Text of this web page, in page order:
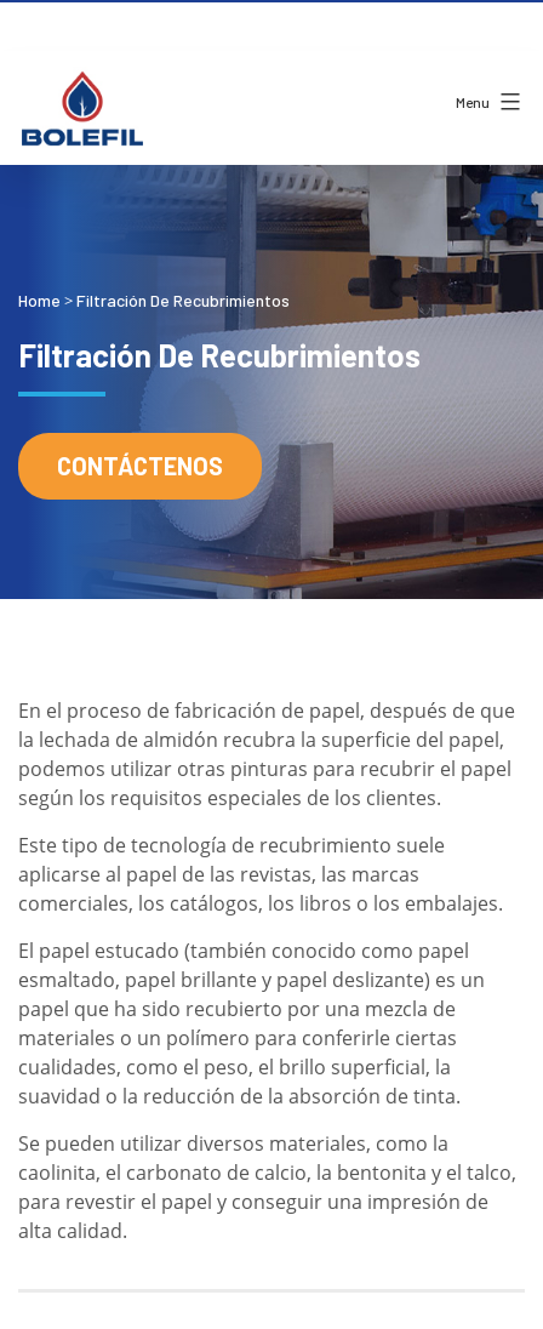
Menu
Home >Filtración De Recubrimientos
Filtración De Recubrimientos
CONTÁCTENOS
En el proceso de fabricación de papel, después de que
la lechada de almidón recubra la superficie del papel,
podemos utilizar otras pinturas para recubrir el papel
según los requisitos especiales de los clientes.
Este tipo de tecnología de recubrimiento suele
aplicarse al papel de las revistas, las marcas
comerciales, los catálogos, los libros o los embalajes.
El papel estucado (también conocido como papel
esmaltado, papel brillante y papel deslizante) es un
papel que ha sido recubierto por una mezcla de
materiales o un polímero para conferirle ciertas
cualidades, como el peso, el brillo superficial, la
suavidad o la reducción de la absorción de tinta.
Se pueden utilizar diversos materiales, como la
caolinita, el carbonato de calcio, la bentonita y el talco,
para revestir el papel y conseguir una impresión de
alta calidad.